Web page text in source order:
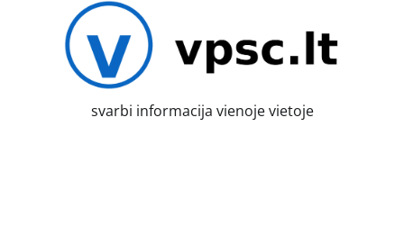
svarbi informacija vienoje vietoje